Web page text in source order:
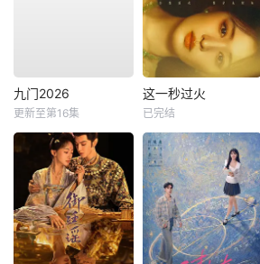
九门2026
更新至第16集
这一秒过火
已完结